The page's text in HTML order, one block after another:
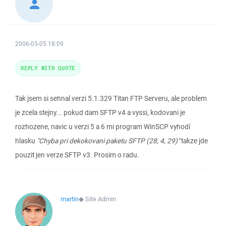
2006-05-05 18:09
Tak jsem si sehnal verzi 5.1.329 Titan FTP Serveru, ale problem
je zcela stejny... pokud dam SFTP v4 a vyssi, kodovani je
rozhozene, navic u verzi 5 a 6 mi program WinSCP vyhodí
hlasku "Chyba pri dekokovani paketu SFTP (28, 4, 29)"takze jde
pouzit jen verze SFTP v3. Prosim o radu.
REPLY WITH QUOTE
martin◆Site Admin